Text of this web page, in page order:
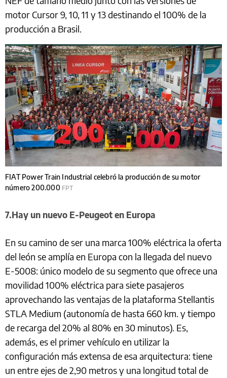
motor Cursor 9, 10, 11 y 13 destinando el 100% de la
producción a Brasil.
FIAT Power Train Industrial celebró la producción de su motor
número 200.000 FPT
7.Hay un nuevo E-Peugeot en Europa
En su camino de ser una marca 100% eléctrica la oferta
del león se amplía en Europa con la llegada del nuevo
E-5008: único modelo de su segmento que ofrece una
movilidad 100% eléctrica para siete pasajeros
aprovechando las ventajas de la plataforma Stellantis
STLA Medium (autonomía de hasta 660 km. y tiempo
de recarga del 20% al 80% en 30 minutos). Es,
además, es el primer vehículo en utilizar la
configuración más extensa de esa arquitectura: tiene
un entre ejes de 2,90 metros y una longitud total de